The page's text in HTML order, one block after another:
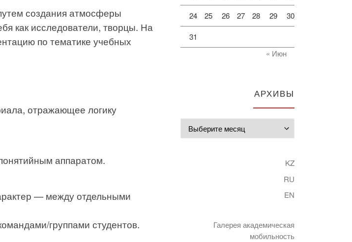
создания атмосферы
как исследователи, творцы. На
по тематике учебных
отражающее логику
аппаратом.
— между отдельными
группами студентов.
24 25 26 27 28 29 30
31
« Июн
АРХИВЫ
KZ
RU
EN
Галерея академическая
мобильность